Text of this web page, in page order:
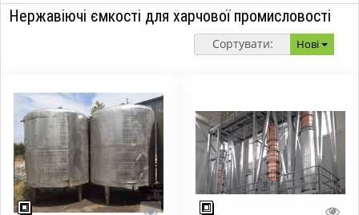
Нержавіючі ємкості для харчової промисловості
Сортувати: Нові